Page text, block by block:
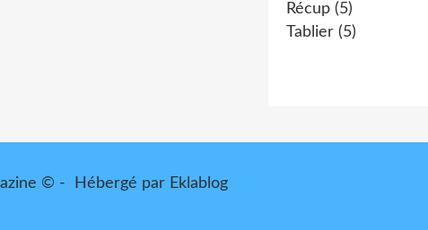
Récup (5)
Tablier (5)
© - Hébergé par Eklablog